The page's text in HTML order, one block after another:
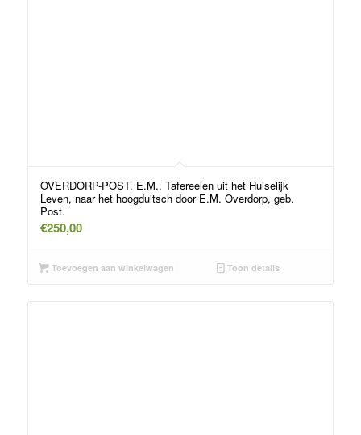
OVERDORP-POST, E.M., Tafereelen uit het Huiselijk
Leven, naar het hoogduitsch door E.M. Overdorp, geb.
Post.
€250,00
Toevoegen aan winkelwagen Toon details